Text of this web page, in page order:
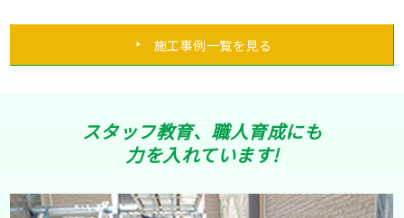
施工事例一覧を見る
スタッフ教育、職人育成にも
力を入れています!